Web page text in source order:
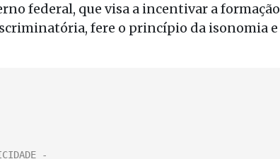
federal, que visa a incentivar a formação
fere o princípio da isonomia e